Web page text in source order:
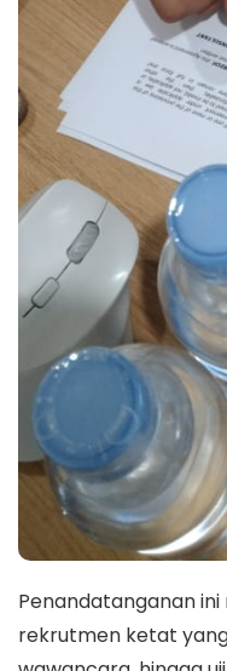
Penandatanganan
rekrutmen ketat